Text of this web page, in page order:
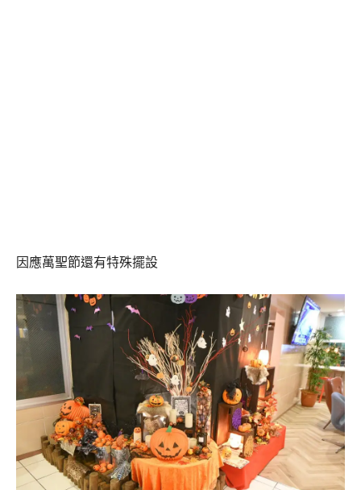
因應萬聖節還有特殊擺設